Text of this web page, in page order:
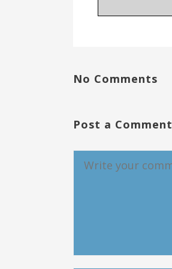
No Comments
Post a Comment